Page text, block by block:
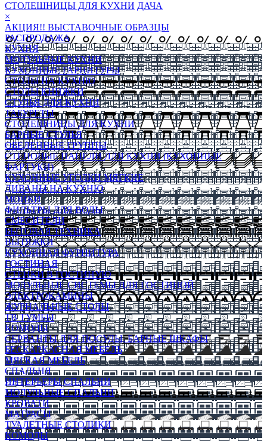
СТОЛЕШНИЦЫ ДЛЯ КУХНИ ДАЧА
×
АКЦИЯ!! ВЫСТАВОЧНЫЕ ОБРАЗЦЫ
РАСПРОДАЖА
КУХНЯ
МОДУЛЬНЫЕ КУХНИ
КУХОННЫЕ ГАРНИТУРЫ
СТОЛЫ НА КУХНЮ
СТОЛЫ КНИЖКИ
СТУЛЬЯ ДЛЯ КУХНИ
ТАБУРЕТЫ
СТОЛЕШНИЦЫ ДЛЯ КУХНИ
БАРНЫЕ СТУЛЬЯ
ОБЕДЕННЫЕ ГРУППЫ
СТЕНОВЫЕ ПАНЕЛИ ДЛЯ КУХНИ (КУХОННЫЕ
ФАРТУКИ)
КУХОННЫЕ УГОЛКИ МЯГКИЕ
ДИВАНЫ НА КУХНЮ
МОЙКИ
ФИЛЬТРЫ ДЛЯ ВОДЫ
СМЕСИТЕЛИ
БЫТОВАЯ ТЕХНИКА
ВЫТЯЖКИ
КУХОННАЯ ФУРНИТУРА
ГОСТИНАЯ
СТЕНКИ В ГОСТИНУЮ
МОДУЛЬНЫЕ СИСТЕМЫ ДЛЯ ГОСТИНОЙ
ЭЛЕКТРОКАМИНЫ
ЖУРНАЛЬНЫЕ СТОЛЫ
ТВ ТУМБЫ
КОМОДЫ
СЕРВАНТЫ ДЛЯ ПОСУДЫ, БАРНЫЕ ШКАФЫ
БЕСКАРКАСНАЯ МЕБЕЛЬ
МЯГКАЯ МЕБЕЛЬ
СПАЛЬНЯ
ИНТЕРЬЕРЫ СПАЛЬНИ
МОДУЛЬНЫЕ СПАЛЬНИ
КРОВАТИ
МАТРАСЫ
ТУАЛЕТНЫЕ СТОЛИКИ
КОМОДЫ